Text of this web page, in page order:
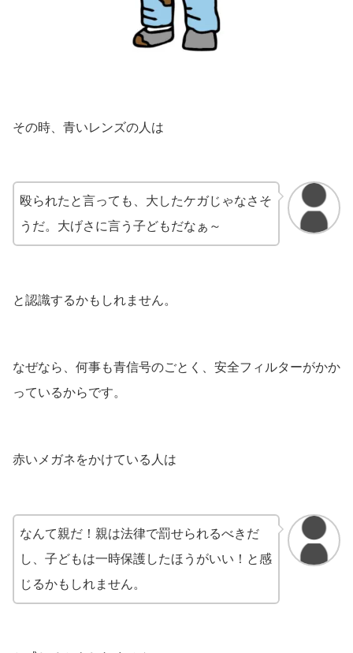
その時、青いレンズの人は
殴られたと言っても、大したケガじゃなさそ
うだ。大げさに言う子どもだなぁ～
と認識するかもしれません。
なぜなら、何事も青信号のごとく、安全フィルターがかか
っているからです。
赤いメガネをかけている人は
なんて親だ！親は法律で罰せられるべきだ
し、子どもは一時保護したほうがいい！ と感
じるかもしれません。